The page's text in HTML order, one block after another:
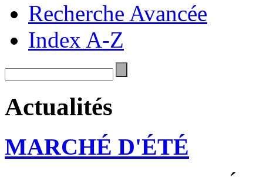
Recherche Avancée
Index A-Z
Actualités
MARCHÉ D'ÉTÉ